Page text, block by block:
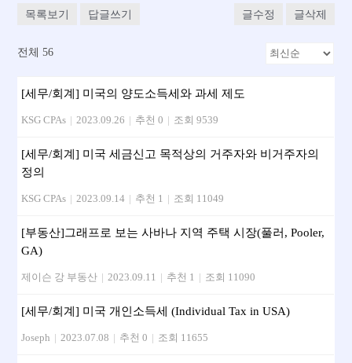
목록보기 답글쓰기 글수정 글삭제
전체 56
[세무/회계] 미국의 양도소득세와 과세 제도
KSG CPAs | 2023.09.26 | 추천 0 | 조회 9539
[세무/회계] 미국 세금신고 목적상의 거주자와 비거주자의
정의
KSG CPAs | 2023.09.14 | 추천 1 | 조회 11049
[부동산]그래프로 보는 사바나 지역 주택 시장(풀러, Pooler,
GA)
제이슨 강 부동산 | 2023.09.11 | 추천 1 | 조회 11090
[세무/회계] 미국 개인소득세 (Individual Tax in USA)
Joseph | 2023.07.08 | 추천 0 | 조회 11655